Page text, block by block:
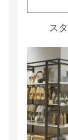
ス